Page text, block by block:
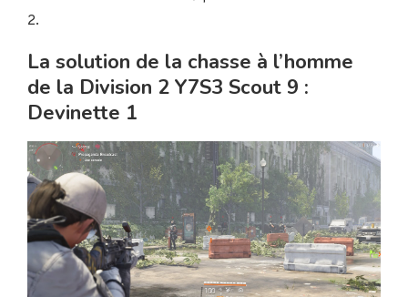
2.
La solution de la chasse à l’homme
de la Division 2 Y7S3 Scout 9 :
Devinette 1